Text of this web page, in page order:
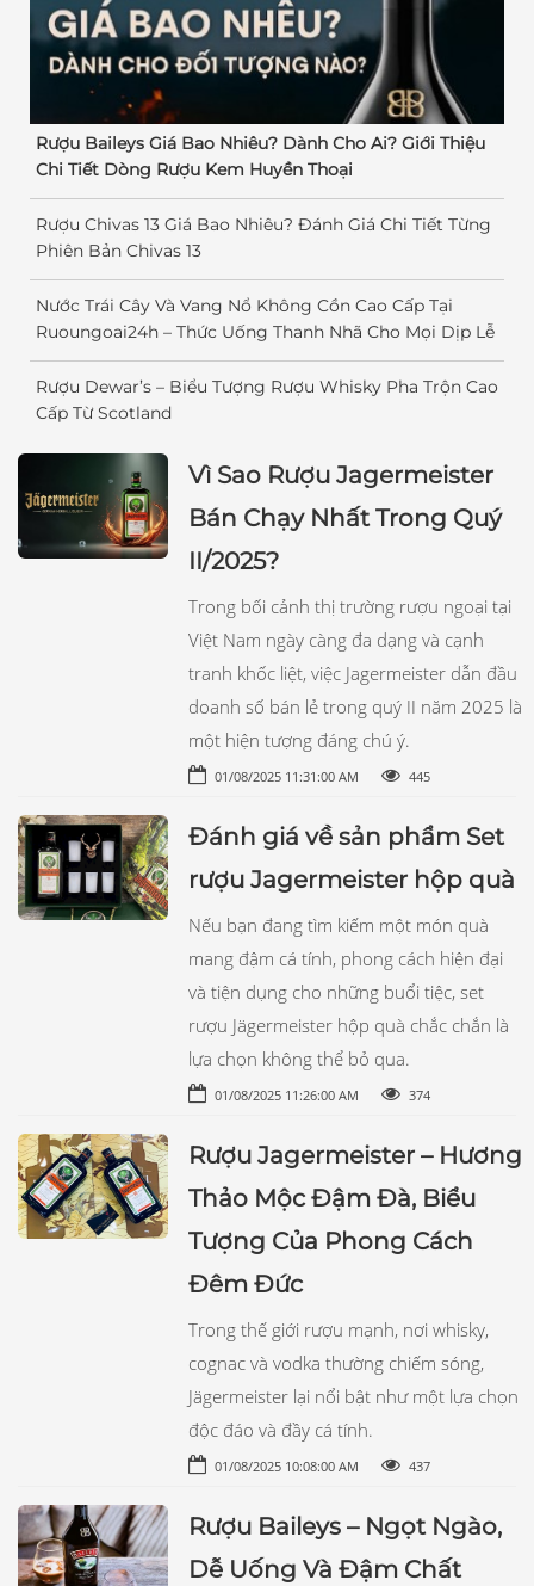
Rượu Baileys Giá Bao Nhiêu? Dành Cho Ai? Giới Thiệu
Chi Tiết Dòng Rượu Kem Huyền Thoại
Rượu Chivas 13 Giá Bao Nhiêu? Đánh Giá Chi Tiết Từng
Phiên Bản Chivas 13
Nước Trái Cây Và Vang Nổ Không Cồn Cao Cấp Tại
Ruoungoai24h – Thức Uống Thanh Nhã Cho Mọi Dịp Lễ
Rượu Dewar’s – Biểu Tượng Rượu Whisky Pha Trộn Cao
Cấp Từ Scotland
Vì Sao Rượu Jagermeister
Bán Chạy Nhất Trong Quý
II/2025?
Trong bối cảnh thị trường rượu ngoại tại
Việt Nam ngày càng đa dạng và cạnh
tranh khốc liệt, việc Jagermeister dẫn đầu
doanh số bán lẻ trong quý II năm 2025 là
một hiện tượng đáng chú ý.
01/08/2025 11:31:00 AM 445
Đánh giá về sản phẩm Set
rượu Jagermeister hộp quà
Nếu bạn đang tìm kiếm một món quà
mang đậm cá tính, phong cách hiện đại
và tiện dụng cho những buổi tiệc, set
rượu Jägermeister hộp quà chắc chắn là
lựa chọn không thể bỏ qua.
01/08/2025 11:26:00 AM 374
Rượu Jagermeister – Hương
Thảo Mộc Đậm Đà, Biểu
Tượng Của Phong Cách
Đêm Đức
Trong thế giới rượu mạnh, nơi whisky,
cognac và vodka thường chiếm sóng,
Jägermeister lại nổi bật như một lựa chọn
độc đáo và đầy cá tính.
01/08/2025 10:08:00 AM 437
Rượu Baileys – Ngọt Ngào,
Dễ Uống Và Đậm Chất